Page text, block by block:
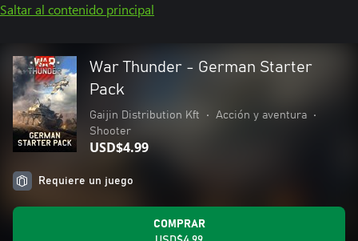
Saltar al contenido principal
War Thunder - German Starter
Pack
Gaijin Distribution Kft • Acción y aventura
•
Shooter
USD$4.99
Requiere un juego
COMPRAR